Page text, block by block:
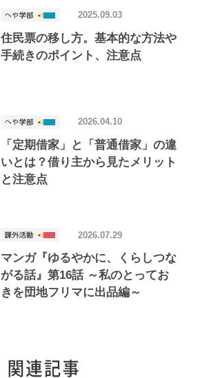
住民票の移し方。基本的な方法や
手続きのポイント、注意点
2025.09.03
「定期借家」と「普通借家」の違
いとは？借り主から見たメリット
と注意点
2026.04.10
マンガ『ゆるやかに、くらしつな
がる話』第16話 ～私のとってお
きを団地フリマに出品編～
2026.07.29